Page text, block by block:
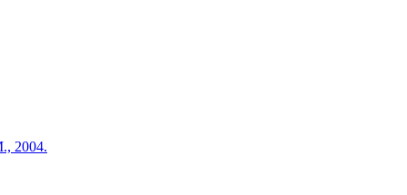
2004.